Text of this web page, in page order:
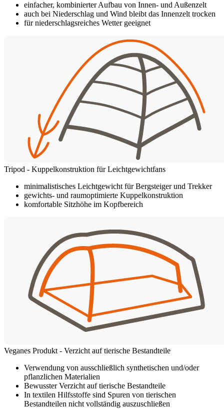
einfacher, kombinierter Aufbau von Innen- und Außenzelt
auch bei Niederschlag und Wind bleibt das Innenzelt trocken
für niederschlagsreiches Wetter geeignet
Tripod - Kuppelkonstruktion für Leichtgewichtfans
minimalistisches Leichtgewicht für Bergsteiger und Trekker
gewichts- und raumoptimierte Kuppelkonstruktion
komfortable Sitzhöhe im Kopfbereich
Veganes Produkt - Verzicht auf tierische Bestandteile
Verwendung von ausschließlich synthetischen und/oder
pflanzlichen Materialien
Bewusster Verzicht auf tierische Bestandteile
In textilen Hilfsstoffe sind Spuren von tierischen
Bestandteilen nicht vollständig auszuschließen